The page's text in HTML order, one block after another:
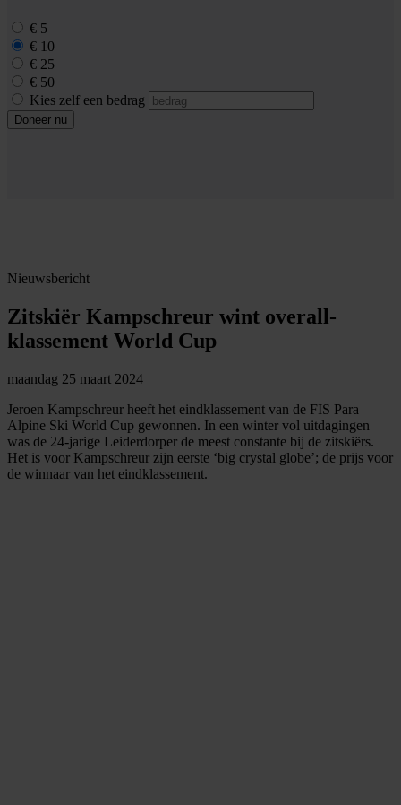
€ 5
€ 10
€ 25
€ 50
Kies zelf een bedrag
Doneer nu
Nieuwsbericht
Zitskiër Kampschreur wint overall-
klassement World Cup
maandag 25 maart 2024
Jeroen Kampschreur heeft het eindklassement van de FIS Para
Alpine Ski World Cup gewonnen. In een winter vol uitdagingen
was de 24-jarige Leiderdorper de meest constante bij de zitskiërs.
Het is voor Kampschreur zijn eerste ‘big crystal globe’; de prijs voor
de winnaar van het eindklassement.